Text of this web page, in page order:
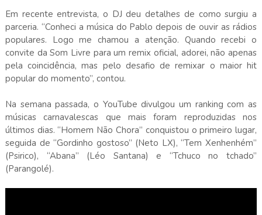
Em recente entrevista, o DJ deu detalhes de como surgiu a
parceria. “Conheci a música do Pablo depois de ouvir as rádios
populares. Logo me chamou a atenção. Quando recebi o
convite da Som Livre para um remix oficial, adorei, não apenas
pela coincidência, mas pelo desafio de remixar o maior hit
popular do momento”, contou.
Na semana passada, o YouTube divulgou um ranking com as
músicas carnavalescas que mais foram reproduzidas nos
últimos dias. “Homem Não Chora” conquistou o primeiro lugar,
seguida de “Gordinho gostoso” (Neto LX), “Tem Xenhenhém”
(Psirico), “Abana” (Léo Santana) e “Tchuco no tchado”
(Parangolé).